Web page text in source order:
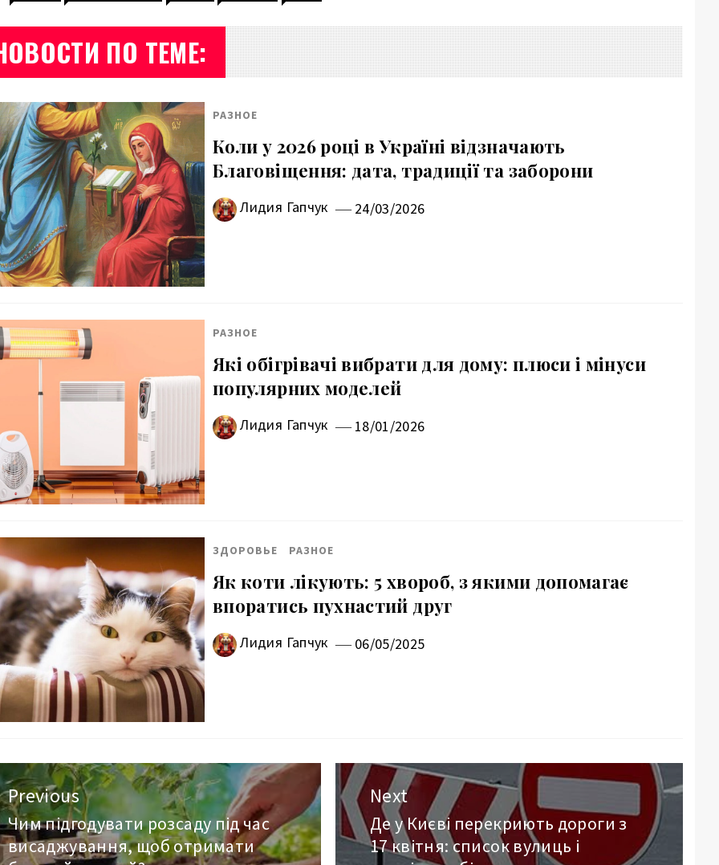
ПО ТЕМЕ:
РАЗНОЕ
Коли у 2026 році в Україні відзначають
Благовіщення: дата, традиції та заборони
Лидия Гапчук 24/03/2026
РАЗНОЕ
Які обігрівачі вибрати для дому: плюси і мінуси
популярних моделей
Лидия Гапчук 18/01/2026
ЗДОРОВЬЕ РАЗНОЕ
Як коти лікують: 5 хвороб, з якими допомагає
впоратись пухнастий друг
Лидия Гапчук 06/05/2025
Previous
Previous
post:
Чим підгодувати розсаду під час
висаджування, щоб отримати
Next
Next
post:
Де у Києві перекриють дороги з
17 квітня: список вулиць і